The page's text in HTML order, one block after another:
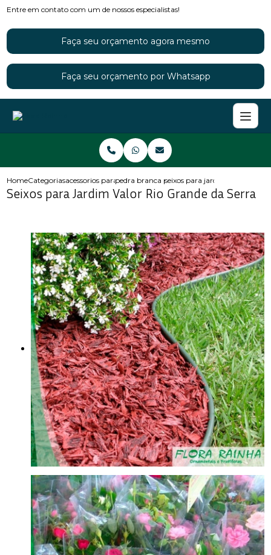
Entre em contato com um de nossos especialistas!
Faça seu orçamento agora mesmo
Faça seu orçamento por Whatsapp
HomeCategoriasacessorios para jardinspedra branca para jardimseixos para jardim valor rio
Seixos para Jardim Valor Rio Grande da Serra